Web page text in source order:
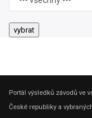
Portál výsledků závodů
České republiky a